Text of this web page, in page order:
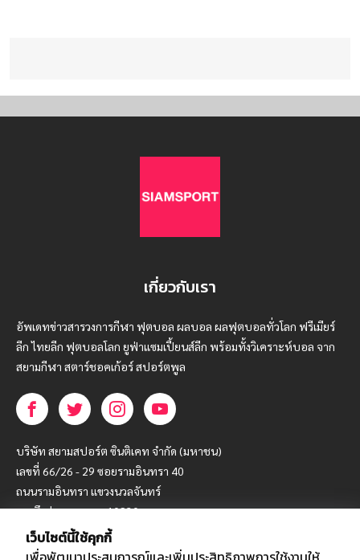
เกี่ยวกับเรา
อัพเดทข่าวสารวงการกีฬา ฟุตบอล ผลบอล ผลฟุตบอลทั่วโลก ฟรีเมียร์
ลีก ไทยลีก ฟุตบอลโลก ยูฟ่าแซมเปี้ยนส์ลีก พร้อมทั้งวิเคราะห์บอล จาก
สยามกีฬา สตาร์ชอคเก้อร์ สปอร์ตพูล
บริษัท สยามสปอร์ต ซินติเคท จำกัด (มหาชน)
เลขที่ 66/26 - 29 ซอยรามอินทรา 40
ถนนรามอินทรา แขวงนวลจันทร์
เขตบึงกุ่ม กรุงเทพฯ 10230
โทร : 02-5088-000
เว็บไซต์นี้ใช้คุกกี้